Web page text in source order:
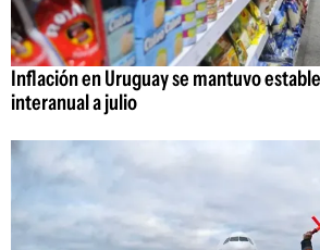
Inflación en Uruguay se mantuvo
interanual a julio